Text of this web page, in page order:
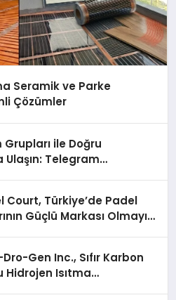
Seramik ve Parke
Çözümler
ile Doğru
Ulaşın: Telegram
Court, Türkiye’de Padel
Güçlü Markası Olmayı
Gen Inc., Sıfır Karbon
Hidrojen Isıtma